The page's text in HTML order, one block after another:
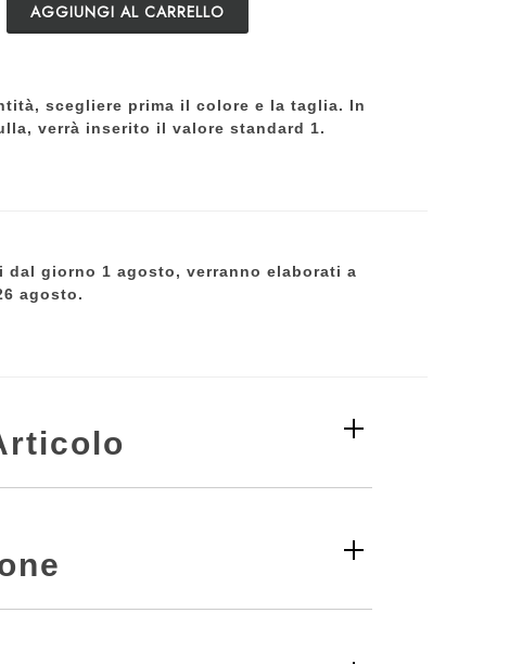
AGGIUNGI AL CARRELLO
scegliere prima il colore e la taglia. In
verrà inserito il valore standard 1.
giorno 1 agosto, verranno elaborati a
agosto.